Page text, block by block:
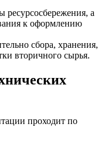
а
к оформлению
сбора, хранения,
вторичного сырья.
проходит по